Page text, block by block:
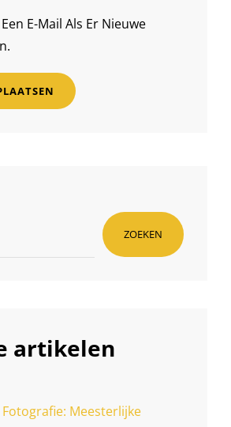
E-Mail Als Er Nieuwe
ZOEKEN
artikelen
Meesterlijke